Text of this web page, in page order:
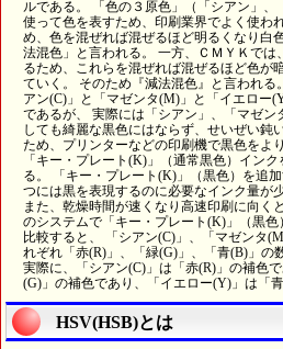
ルである。 「色の３原色」（「シアン」
使って色を表すため、印刷業界でよく使わ
め、色を混ぜれば混ぜるほど明るくなり白
法混色」と言われる。 一方、ＣＭＹＫでは
るため、これらを混ぜれば混ぜるほど色が
ていく。 そのため『減法混色』と言われる
アン(C)」と「マゼンタ(M)」と「イエロー
であるが、 実際には「シアン」、「マゼ
しても綺麗な黒色にはならず、せいぜい鈍
ため、プリンターなどの印刷機で黒色をよ
「キー・プレート(K)」（通常黒色）イン
る。 「キー・プレート(K)」（黒色）を追
つには黒を表現するのに必要なインク量が
また、乾燥時間が速くなり高速印刷に向くとい
のシステムで「キー・プレート(K)」（黒
比較すると、 「シアン(C)」、「マゼンタ
れぞれ「赤(R)」、「緑(G)」、「青(B)」の
実際に、「シアン(C)」は「赤(R)」の補色
(G)」の補色であり、「イエロー(Y)」は「
HSV(HSB)とは